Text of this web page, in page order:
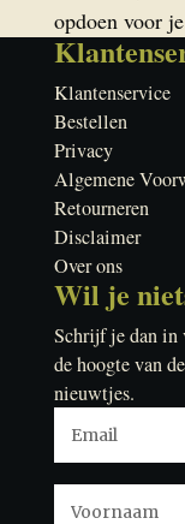
opdoen voor
Klantenservice
Bestellen
Privacy
Algemene
Retourneren
Disclaimer
Over ons
Wil je
Schrijf je dan in
de hoogte van
nieuwtjes.